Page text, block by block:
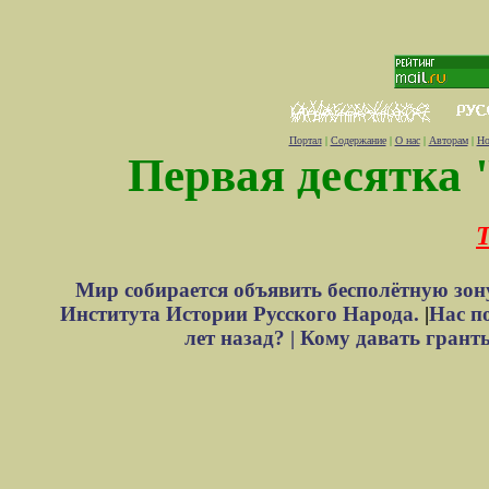
Портал| Содержание| О нас| Авторам|
Первая десятка
Мир собирается объявить бесполётную
Института Истории Русского Народа. |Нас
лет назад? | Кому давать